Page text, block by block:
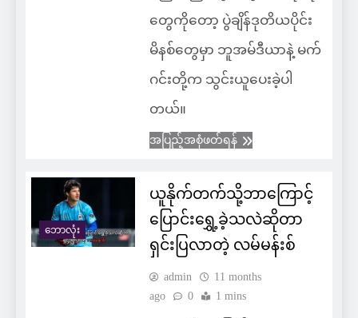
တွေကိုတော့ ပွဲချိန်ဒုတိယပိုင်း
မိနစ်တွေမှာ ဘူအမ်ဒီယာနဲ့ မက်
ဂင်းတို့က သွင်းယူပေးခဲ့ပါ
တယ်။
အပြည့်အစုံဖတ်ရန်
ဘောလုံး
ယူနိုက်တက်သို့ဘာကြောင့်
ပြောင်းရွှေ့ခဲ့သလဲဆိုတာ
ရှင်းပြလာတဲ့ လမ်မန်းစ်
admin
11 months
ago
0 1 mins